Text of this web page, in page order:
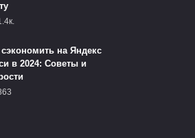
сэкономить на Яндекс
в 2024: Советы и